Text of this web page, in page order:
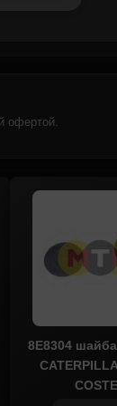
офертой.
8E8304